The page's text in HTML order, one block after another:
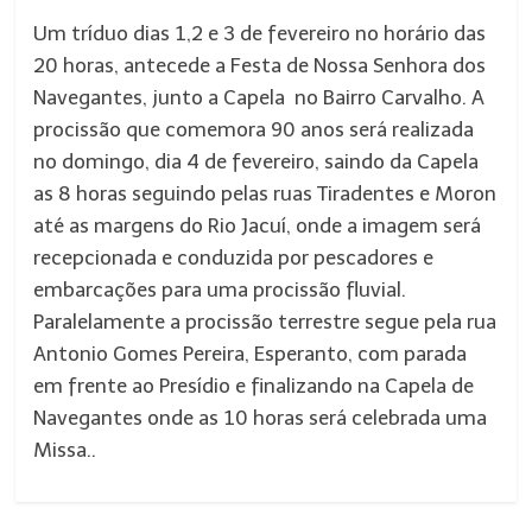
Um tríduo dias 1,2 e 3 de fevereiro no horário das
20 horas, antecede a Festa de Nossa Senhora dos
Navegantes, junto a Capela no Bairro Carvalho. A
procissão que comemora 90 anos será realizada
no domingo, dia 4 de fevereiro, saindo da Capela
as 8 horas seguindo pelas ruas Tiradentes e Moron
até as margens do Rio Jacuí, onde a imagem será
recepcionada e conduzida por pescadores e
embarcações para uma procissão fluvial.
Paralelamente a procissão terrestre segue pela rua
Antonio Gomes Pereira, Esperanto, com parada
em frente ao Presídio e finalizando na Capela de
Navegantes onde as 10 horas será celebrada uma
Missa..